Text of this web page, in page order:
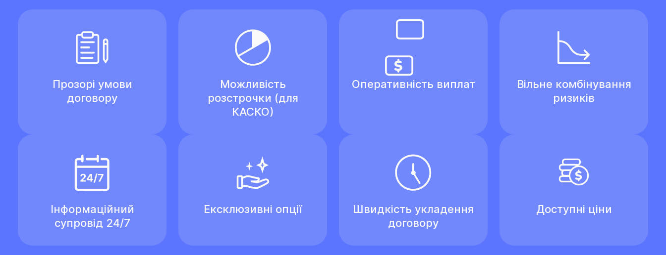
Прозорі умови
договору
Можливість
розстрочки (для
КАСКО)
Оперативність виплат
Вільне комбінування
ризиків
Інформаційний
супровід 24/7
Ексклюзивні опції
Швидкість укладення
договору
Доступні ціни